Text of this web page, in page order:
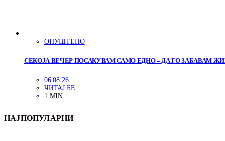
ОПУШТЕНО
СЕКОЈА ВЕЧЕР ПОСАКУВАМ САМО ЕДНО – ДА ГО ЗАБАВАМ
06.08.26
ЧИТАЈ БЕ
1 MIN
НАЈПОПУЛАРНИ